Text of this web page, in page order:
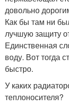
довольно
Как бы там ни
лучшую защиту
Единственная
воду. Вот тогда
быстро.
У каких
теплоносителя?